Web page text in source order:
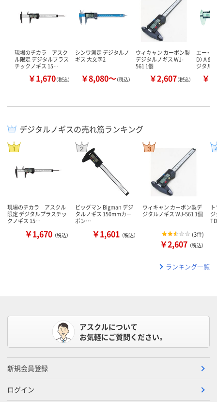
現場のチカラ アスク
ル限定 デジタルプラス
チックノギス 15…
￥1,670（税込）
シンワ測定 デジタルノ
ギス 大文字2
￥8,080～（税込）
ウィキャン カーボン製
デジタルノギス WJ-
561 1個
￥2,607（税込）
エー・ア
D） A＆
ジタル
￥
デジタルノギスの売れ筋ランキング
現場のチカラ アスクル
限定 デジタルプラスチッ
クノギス 15…
￥1,670 （税込）
ビッグマン Bigman デジ
タルノギス 150mmカー
ボン…
￥1,601 （税込）
ウィキャン カーボン製デ
ジタルノギス WJ-561 1個
(3件)
￥2,607 （税込）
ランキング一覧
アスクルについて
お気軽にご質問ください。
新規会員登録
ログイン